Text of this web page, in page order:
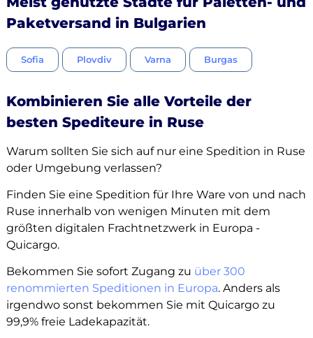
Paketversand in Bulgarien
Sofia Plovdiv Varna Burgas
Kombinieren Sie alle Vorteile der
besten Spediteure in Ruse
Warum sollten Sie sich auf nur eine Spedition in Ruse
oder Umgebung verlassen?
Finden Sie eine Spedition für Ihre Ware von und nach
Ruse innerhalb von wenigen Minuten mit dem
größten digitalen Frachtnetzwerk in Europa -
Quicargo.
Bekommen Sie sofort Zugang zu über 300
renommierten Speditionen in Europa. Anders als
irgendwo sonst bekommen Sie mit Quicargo zu
99,9% freie Ladekapazität.